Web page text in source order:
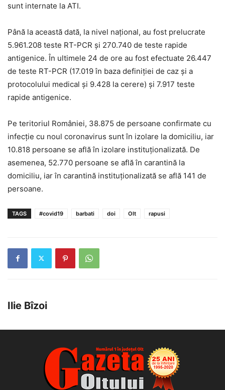
sunt internate la ATI.
Până la această dată, la nivel național, au fost prelucrate
5.961.208 teste RT-PCR și 270.740 de teste rapide
antigenice. În ultimele 24 de ore au fost efectuate 26.447
de teste RT-PCR (17.019 în baza definiției de caz și a
protocolului medical și 9.428 la cerere) și 7.917 teste
rapide antigenice.
Pe teritoriul României, 38.875 de persoane confirmate cu
infecție cu noul coronavirus sunt în izolare la domiciliu, iar
10.818 persoane se află în izolare instituționalizată. De
asemenea, 52.770 persoane se află în carantină la
domiciliu, iar în carantină instituționalizată se află 141 de
persoane.
TAGS #covid19 barbati doi Olt rapusi
Ilie Bîzoi